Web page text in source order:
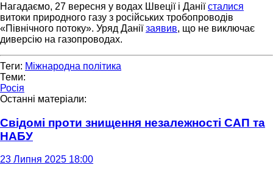
Нагадаємо, 27 вересня у водах Швеції і Даніїсталися
витоки природного газу з російських тробопроводів
«Північного потоку». Уряд Даніїзаявив, що не виключає
диверсію на газопроводах.
Теги: Міжнародна політика
Теми:
Росія
Останні матеріали:
Свідомі проти знищення незалежності САП та
НАБУ
23 Липня 2025 18:00